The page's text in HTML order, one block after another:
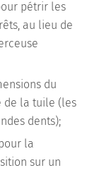
pétrir les
au lieu de
du
de la tuile (les
dents);
la
sur un